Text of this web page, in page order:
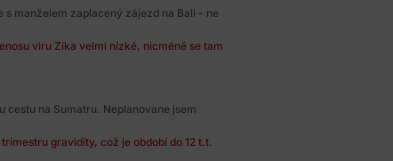
manželem zaplacený zájezd na Bali - ne
viru Zika velmi nízké, nicméně se tam
cestu na Sumatru. Neplanovane jsem
gravidity, což je období do 12 t.t.